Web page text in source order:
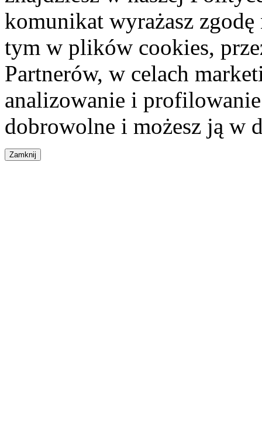
komunikat wyrażasz
tym w plików cookies,
Partnerów, w celach
analizowanie i
dobrowolne i możesz ją w